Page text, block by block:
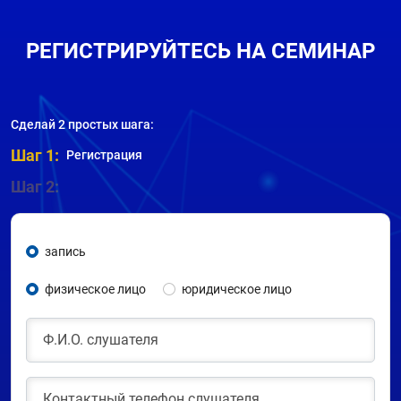
РЕГИСТРИРУЙТЕСЬ НА СЕМИНАР
Сделай 2 простых шага:
Шаг 1: Регистрация
Шаг 2:
запись
физическое лицо юридическое лицо